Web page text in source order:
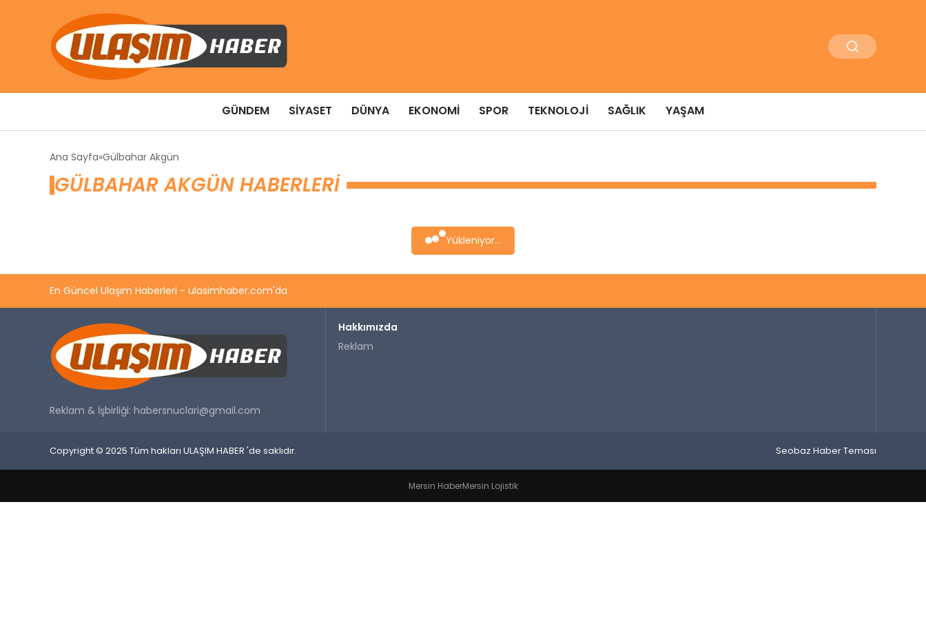
GÜNDEM SIYASET DÜNYA EKONOMI SPOR TEKNOLOJI SAĞLIK YAŞAM
Ana Sayfa Gülbahar Akgün
GÜLBAHAR AKGÜN HABERLERI
Yükleniyor...
En Güncel Ulaşım Haberleri - ulasimhaber.com'da
Reklam & İşbirliği: habersnuclari@gmail.com
Hakkımızda
Reklam
Copyright © 2025 Tüm hakları ULAŞIM HABER 'de saklıdır. Seobaz Haber Teması
Mersin HaberMersin Lojistik